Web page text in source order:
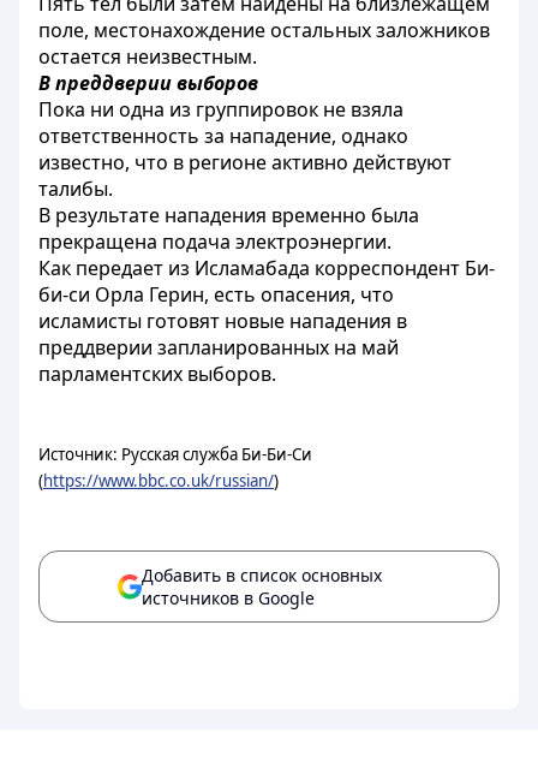
поле, местонахождение остальных заложников
остается неизвестным.
В преддверии выборов
Пока ни одна из группировок не взяла
ответственность за нападение, однако
известно, что в регионе активно действуют
талибы.
В результате нападения временно была
прекращена подача электроэнергии.
Как передает из Исламабада корреспондент Би-
би-си Орла Герин, есть опасения, что
исламисты готовят новые нападения в
преддверии запланированных на май
парламентских выборов.
Источник: Русская служба Би-Би-Си
(https://www.bbc.co.uk/russian/)
Добавить в список основных
источников в Google